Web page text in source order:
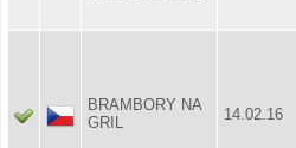
BRAMBORY NA
GRIL
14.02.16